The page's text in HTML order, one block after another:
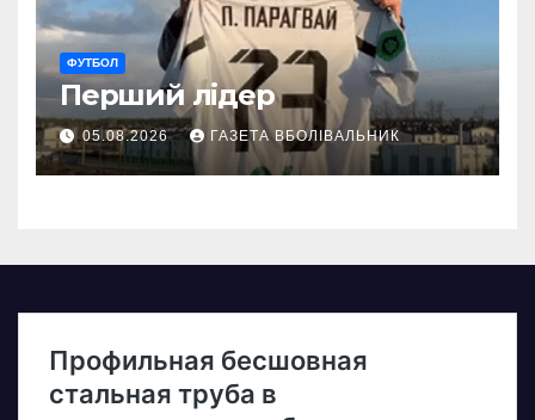
ФУТБОЛ
Перший лідер
05.08.2026 ГАЗЕТА ВБОЛІВАЛЬНИК